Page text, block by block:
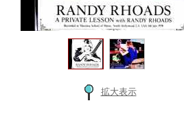
拡大表示